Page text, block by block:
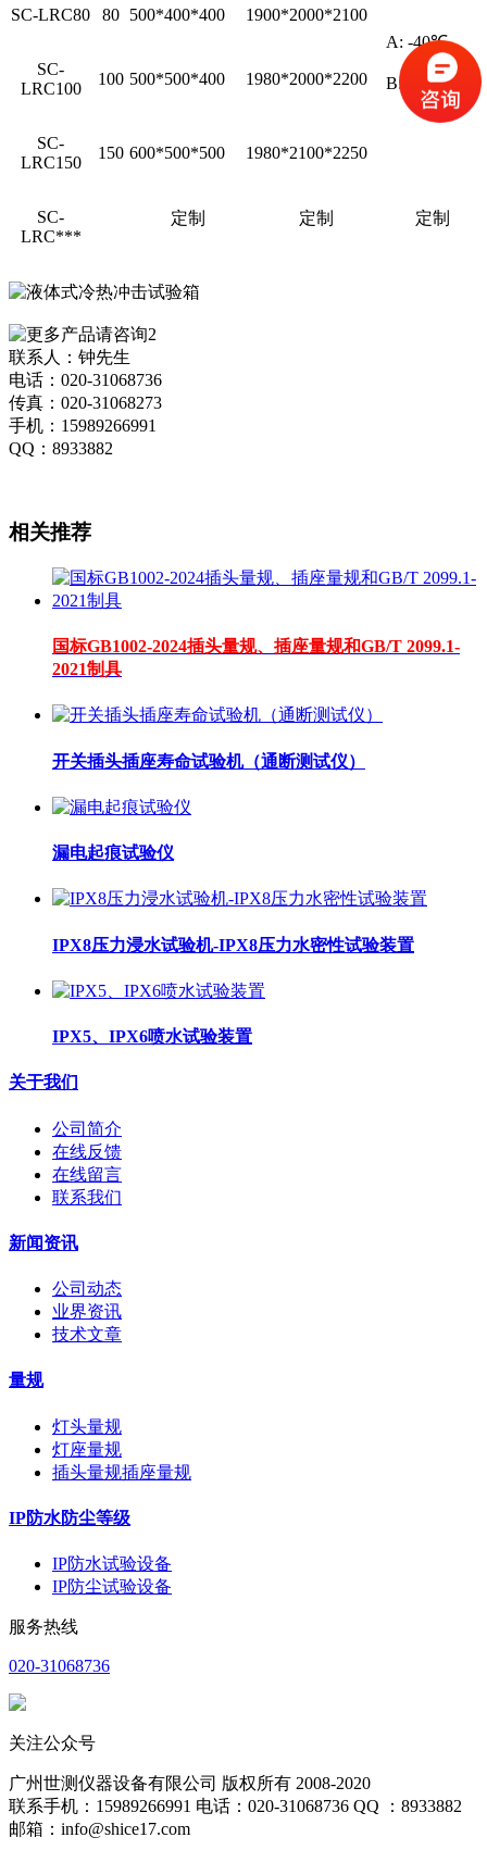
A: -40℃
B: -65℃
SC-LRC80 80 500*400*400 1900*2000*2100
SC-
LRC100
100 500*500*400 1980*2000*2200
SC-
LRC150
150 600*500*500 1980*2100*2250
SC-
LRC***
定制 定制 定制
联系人：钟先生
电话：020-31068736
传真：020-31068273
手机：15989266991
QQ：8933882
相关推荐
国标GB1002-2024插头量规、插座量规和GB/T 2099.1-
2021制具
开关插头插座寿命试验机（通断测试仪）
漏电起痕试验仪
IPX8压力浸水试验机-IPX8压力水密性试验装置
IPX5、IPX6喷水试验装置
关于我们
公司简介
在线反馈
在线留言
联系我们
新闻资讯
公司动态
业界资讯
技术文章
量规
灯头量规
灯座量规
插头量规插座量规
IP防水防尘等级
IP防水试验设备
IP防尘试验设备
服务热线
020-31068736
关注公众号
广州世测仪器设备有限公司 版权所有 2008-2020
联系手机：15989266991 电话：020-31068736 QQ ：8933882
邮箱：info@shice17.com